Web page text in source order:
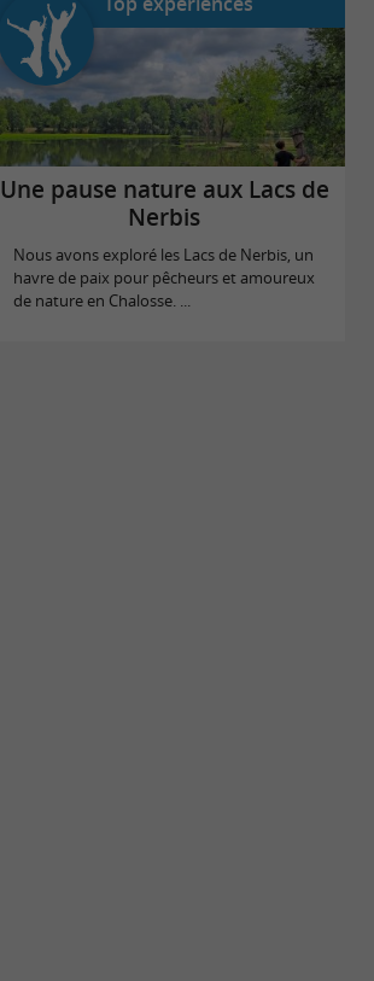
Une pause nature aux Lacs de
Nerbis
Nous avons exploré les Lacs de Nerbis, un
havre de paix pour pêcheurs et amoureux
de nature en Chalosse. ...